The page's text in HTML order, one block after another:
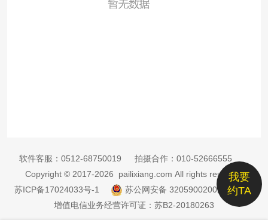
我要
约TA
软件客服： 0512-68750019 拍摄合作： 010-52666555
Copyright © 2017-2026 pailixiang.com All rights reserved
苏ICP备17024033号-1
苏公网安备 32059002002885号
增值电信业务经营许可证：苏B2-20180263